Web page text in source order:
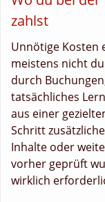
zahlst
Unnötige Kosten
meistens nicht
durch
tatsächliches
aus einer
Schritt
Inhalte oder
vorher geprüft
wirklich